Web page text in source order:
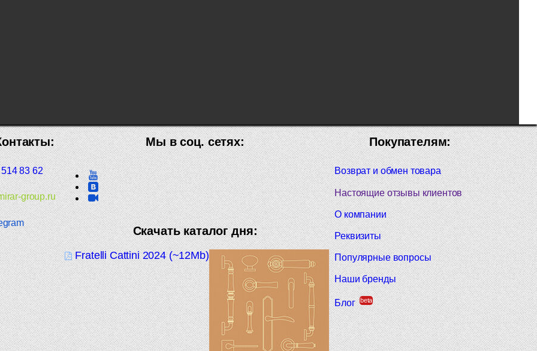
Покупателям:
Возврат и обмен товара
Настоящие отзывы клиентов
О компании
Реквизиты
Популярные вопросы
Наши бренды
Блог beta
Мы в соц. сетях:
Скачать каталог дня:
Fratelli Cattini 2024 (~12Mb)
83 62
group.ru